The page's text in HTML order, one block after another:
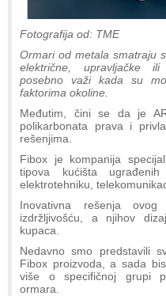
Fotografija od: TME
Ormari od metala smatraju
električne, upravljačke
posebno važi kada su
faktorima okoline.
Međutim, čini se da je
polikarbonata prava i
rešenjima.
Fibox je kompanija
tipova kućišta ugrađenih
elektrotehniku,
Inovativna rešenja
izdržljivošću, a njihov
kupaca.
Nedavno smo predstavili
Fibox proizvoda, a sada
više o specifičnoj grupi
ormara.